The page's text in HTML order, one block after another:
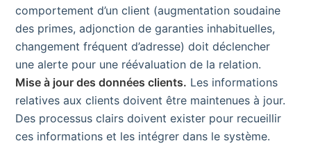
comportement d’un client (augmentation soudaine
des primes, adjonction de garanties inhabituelles,
changement fréquent d’adresse) doit déclencher
une alerte pour une réévaluation de la relation.
Mise à jour des données clients. Les informations
relatives aux clients doivent être maintenues à jour.
Des processus clairs doivent exister pour recueillir
ces informations et les intégrer dans le système.